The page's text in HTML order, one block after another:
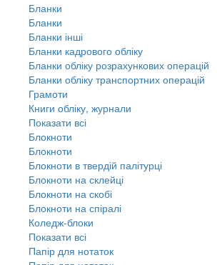
Бланки
Бланки
Бланки інші
Бланки кадрового обліку
Бланки обліку розрахункових операцій
Бланки обліку транспортних операцій
Грамоти
Книги обліку, журнали
Показати всі
Блокноти
Блокноти
Блокноти в твердій палітурці
Блокноти на склейці
Блокноти на скобі
Блокноти на спіралі
Коледж-блоки
Показати всі
Папір для нотаток